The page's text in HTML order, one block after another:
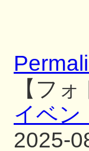
【フ
イベン
2025-